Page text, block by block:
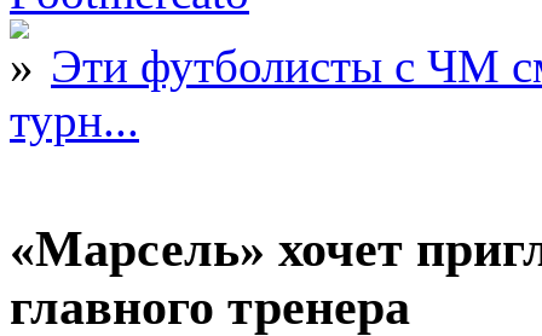
Эти футболисты с ЧМ
турн...
«Марсель» хочет
главного тренера